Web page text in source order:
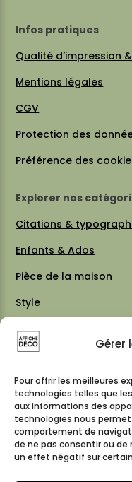
Gérer
Pour offrir les meilleures
technologies telles que
aux informations des
technologies nous
comportement de
de ne pas consentir ou
un effet négatif sur
Infos pratiques
Qualité d’impression
Mentions légales
CGV
Protection des
Préférence des
Explorer nos
Citations &
Enfants & Ados
Pièce de la maison
Style
Thèmes
Vintage 70 / 80
Cartes & plans de
Suivez-nous